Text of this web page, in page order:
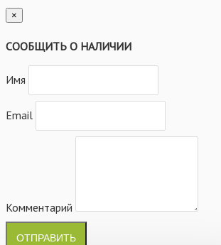
×
СООБЩИТЬ О НАЛИЧИИ
Имя
Email
Комментарий
ОТПРАВИТЬ